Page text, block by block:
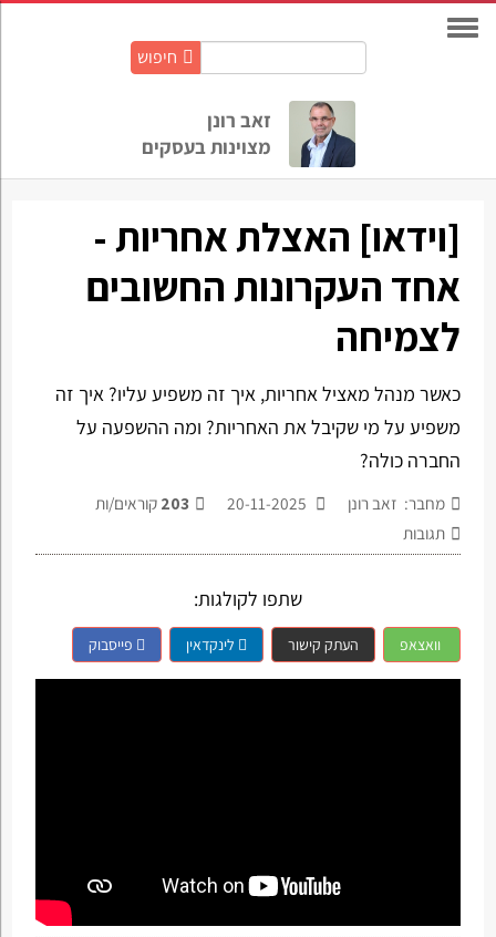
חיפוש
זאב רונן
מצוינות בעסקים
[וידאו] האצלת אחריות -
אחד העקרונות החשובים
לצמיחה
כאשר מנהל מאציל אחריות, איך זה משפיע עליו? איך זה
משפיע על מי שקיבל את האחריות? ומה ההשפעה על
החברה כולה?
מחבר: זאב רונן 203 קוראים/ות
תגובות
שתפו לקולגות:
וואצאפ העתק קישור לינקדאין פייסבוק